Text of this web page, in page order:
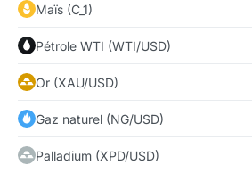
Maïs (C_1)
Pétrole WTI (WTI/USD)
Or (XAU/USD)
Gaz naturel (NG/USD)
Palladium (XPD/USD)